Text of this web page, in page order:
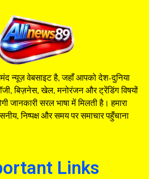
न्यूज़ वेबसाइट है, जहाँ आपको देश-दुनिया
बिज़नेस, खेल, मनोरंजन और ट्रेंडिंग विषयों
जानकारी सरल भाषा में मिलती है। हमारा
निष्पक्ष और समय पर समाचार पहुँचाना
Links